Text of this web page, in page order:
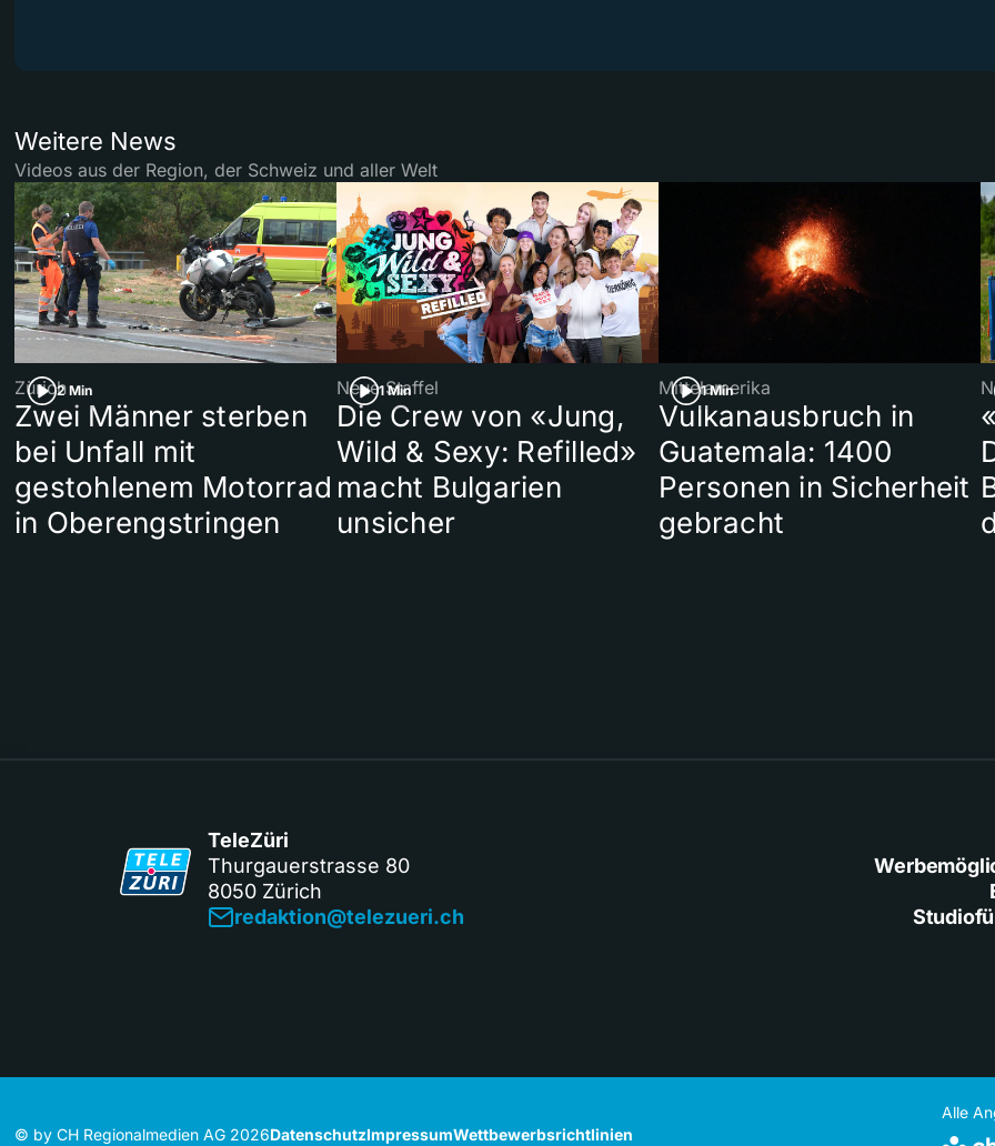
Weitere News
Videos aus der Region, der Schweiz und aller Welt
2 Min
Zürich
Zwei Männer sterben
bei Unfall mit
gestohlenem Motorrad
in Oberengstringen
1 Min
Neue Staffel
Die Crew von «Jung,
Wild & Sexy: Refilled»
macht Bulgarien
unsicher
1 Min
Mittelamerika
Vulkanausbruch in
Guatemala: 1400
Personen in Sicherheit
gebracht
TeleZüri
Thurgauerstrasse 80
8050 Zürich
redaktion@telezueri.ch
© by CH Regionalmedien AG 2026DatenschutzImpressumWettbewerbsrichtlinien
Alle